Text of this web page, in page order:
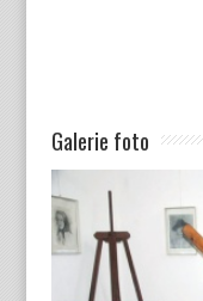
Galerie foto